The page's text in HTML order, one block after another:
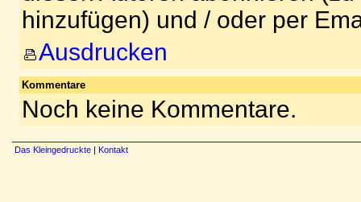
hinzufügen) und / oder per
Ausdrucken
Kommentare
Noch keine Kommentare.
Das Kleingedruckte | Kontakt